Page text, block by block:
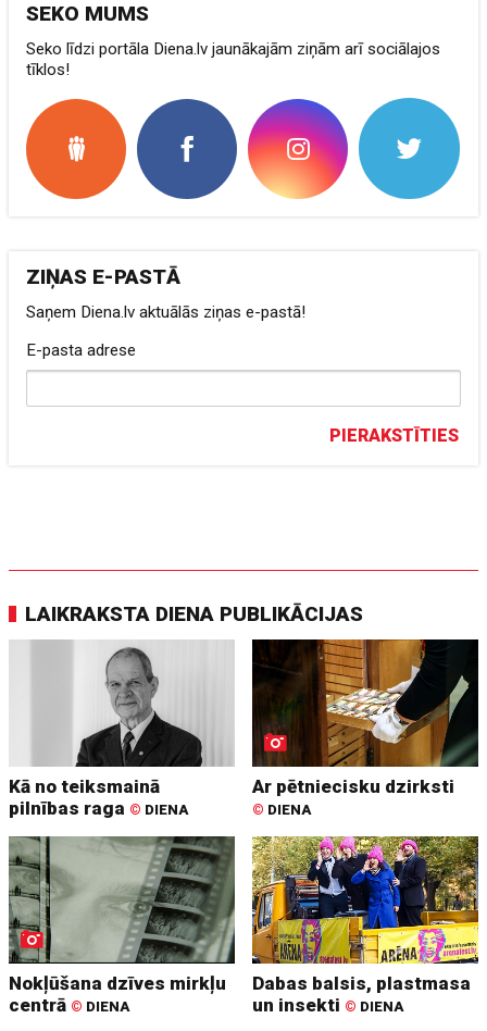
SEKO MUMS
Seko līdzi portāla Diena.lv jaunākajām ziņām arī sociālajos
tīklos!
ZIŅAS E-PASTĀ
Saņem Diena.lv aktuālās ziņas e-pastā!
E-pasta adrese
PIERAKSTĪTIES
LAIKRAKSTA DIENA PUBLIKĀCIJAS
Kā no teiksmainā
pilnības raga © DIENA
Ar pētniecisku dzirksti
© DIENA
Nokļūšana dzīves mirkļu
centrā © DIENA
Dabas balsis, plastmasa
un insekti © DIENA